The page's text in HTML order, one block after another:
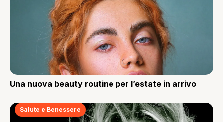
Una nuova beauty routine per l’estate in arrivo
Salute e Benessere